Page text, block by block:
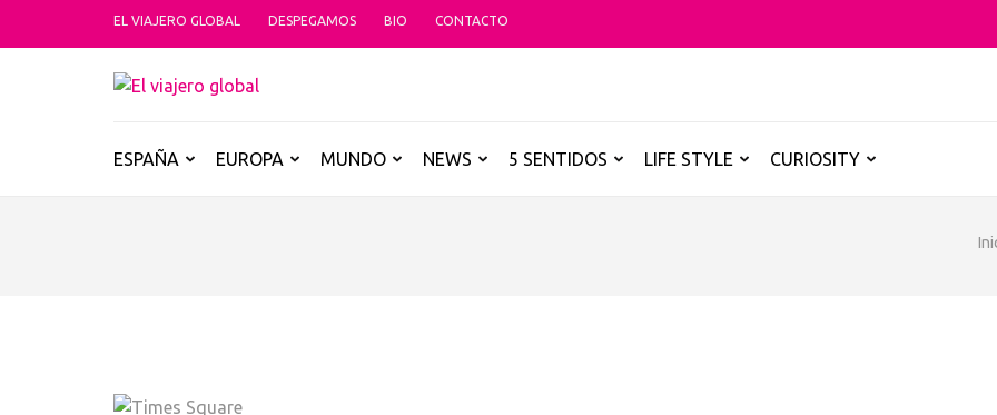
EL VIAJERO GLOBAL DESPEGAMOS BIO CONTACTO
ESPAÑA EUROPA MUNDO NEWS 5 SENTIDOS LIFE STYLE CURIOSITY